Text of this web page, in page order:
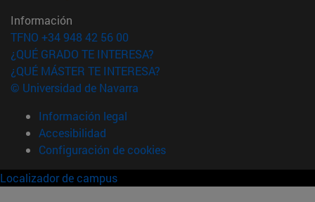
Información
TFNO +34 948 42 56 00
¿QUÉ GRADO TE INTERESA?
¿QUÉ MÁSTER TE INTERESA?
© Universidad de Navarra
Información legal
Accesibilidad
Configuración de cookies
Localizador de campus